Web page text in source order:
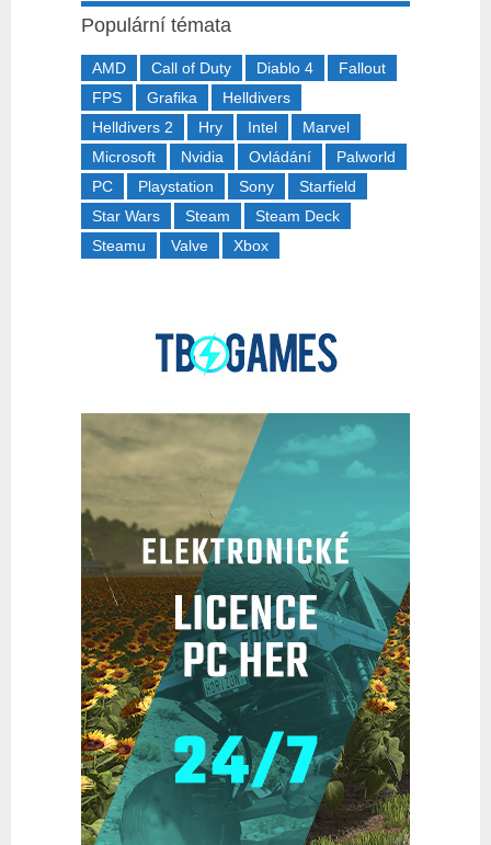
Populární témata
AMD Call of Duty Diablo 4
Fallout
FPS
Grafika
Helldivers
Helldivers 2
Hry Intel
Marvel
Microsoft
Nvidia Ovládání
Palworld
PC
Playstation Sony
Starfield
Star Wars
Steam
Steam Deck
Steamu
Valve Xbox